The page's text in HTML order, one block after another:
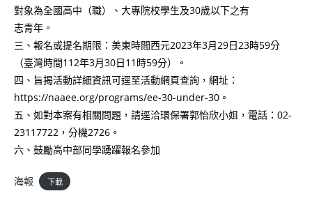
對象為全國高中（職）、大專院校學生及30歲以下之有
志青年。
三、報名或提名期限：美東時間西元2023年3月29日23時59分
（臺灣時間112年3月30日11時59分）。
四、旨揭活動詳細資訊可逕至活動網頁查詢，網址：
https://naaee.org/programs/ee-30-under-30。
五、如對本案有相關問題，請逕洽環保署郭怡欣小姐，電話：02-
23117722，分機2726。
六、鼓勵高中部同學踴躍報名參加
海報 下載